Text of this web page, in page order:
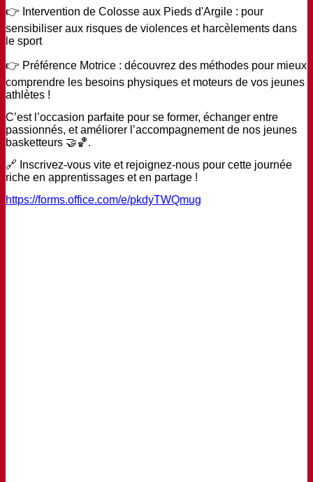
👉 Intervention de Colosse aux Pieds d'Argile : pour
sensibiliser aux risques de violences et harcèlements dans
le sport
👉 Préférence Motrice : découvrez des méthodes pour mieux
comprendre les besoins physiques et moteurs de vos jeunes
athlètes !
C’est l’occasion parfaite pour se former, échanger entre
passionnés, et améliorer l’accompagnement de nos jeunes
basketteurs 🤝🏀.
🔗 Inscrivez-vous vite et rejoignez-nous pour cette journée
riche en apprentissages et en partage !
https://forms.office.com/e/pkdyTWQmug